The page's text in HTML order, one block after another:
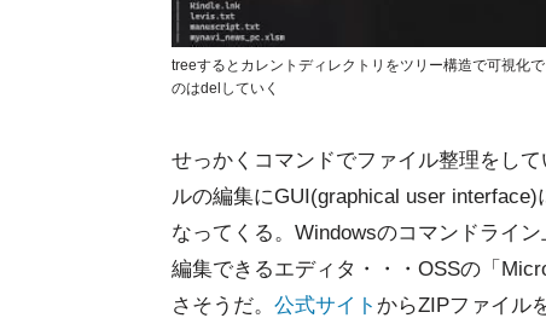
treeするとカレントディレクトリをツリー構造で可視化
のはdelしていく
せっかくコマンドでファイル整理をして
ルの編集にGUI(graphical user interface)
なってくる。Windowsのコマンドライ
編集できるエディタ・・・OSSの「
さそうだ。 公式サイト からZIPファイル